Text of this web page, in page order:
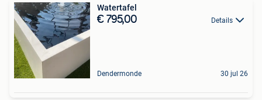
Watertafel
€ 795,00 Details
Dendermonde 30 jul 26